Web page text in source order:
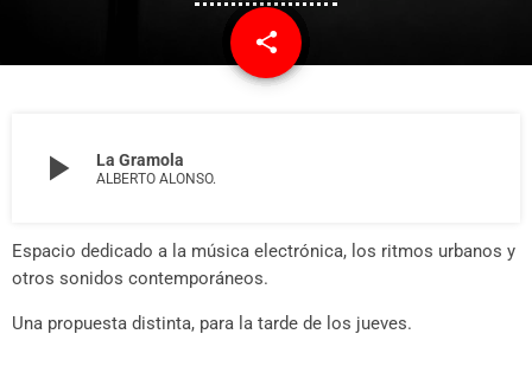
share
email
play_arrow La Gramola
ALBERTO ALONSO.
Espacio dedicado a la música electrónica, los ritmos urbanos y
otros sonidos contemporáneos.
Una propuesta distinta, para la tarde de los jueves.